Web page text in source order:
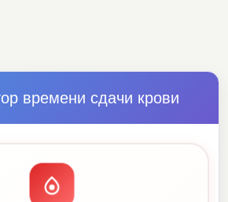
времени сдачи крови